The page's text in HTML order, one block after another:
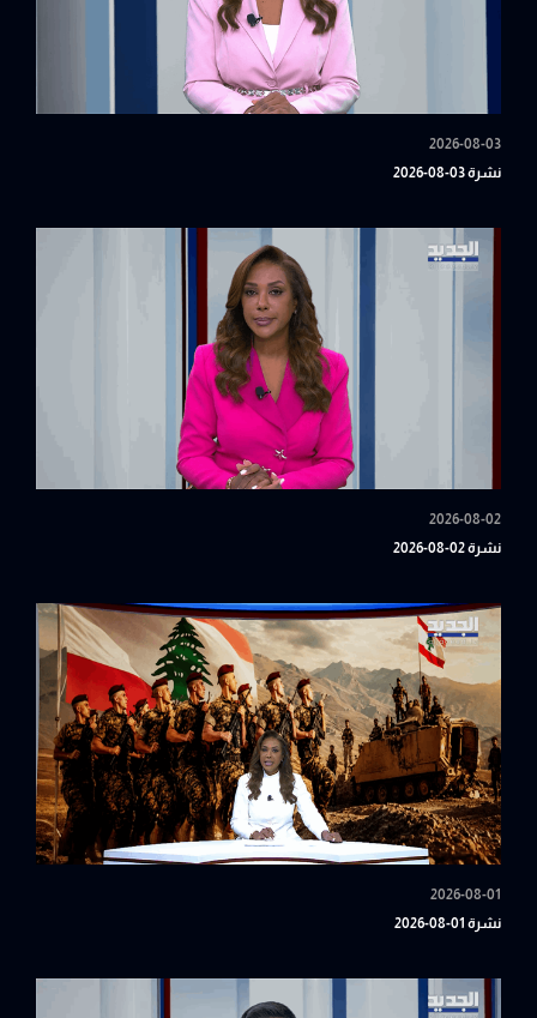
2026-08-03
نشرة 03-08-2026
2026-08-02
نشرة 02-08-2026
2026-08-01
نشرة 01-08-2026